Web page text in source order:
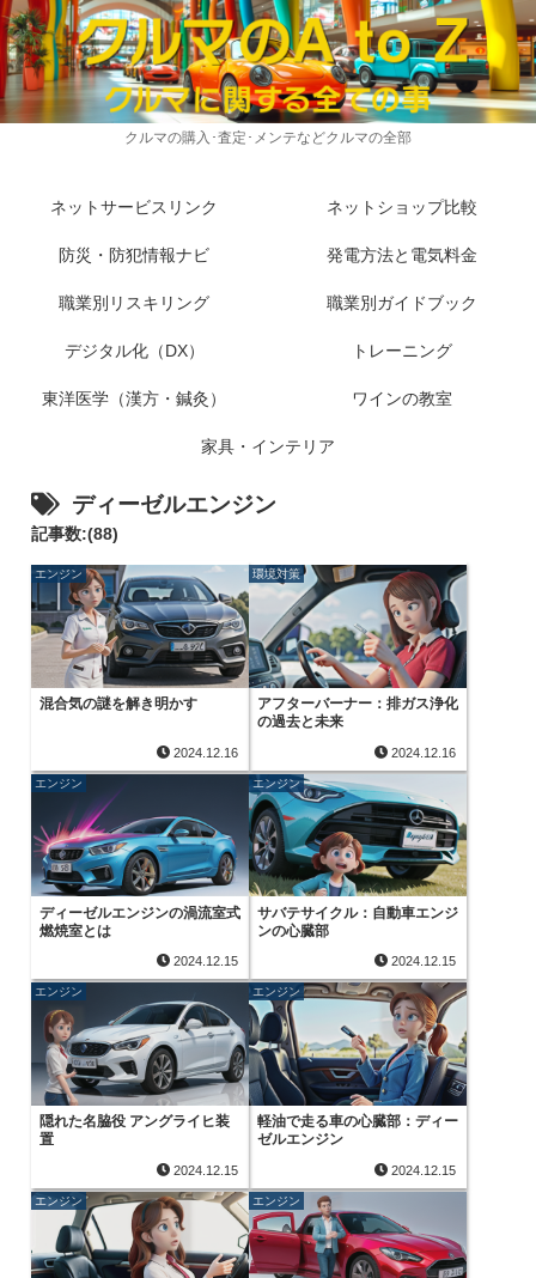
クルマの購入･査定･メンテなどクルマの全部
ネットサービスリンク ネットショップ比較
防災・防犯情報ナビ 発電方法と電気料金
職業別リスキリング 職業別ガイドブック
デジタル化（DX） トレーニング
東洋医学（漢方・鍼灸） ワインの教室
家具・インテリア
ディーゼルエンジン
記事数:(88)
エンジン
混合気の謎を解き明かす
2024.12.16
環境対策
アフターバーナー：排ガス浄化
の過去と未来
2024.12.16
エンジン
ディーゼルエンジンの渦流室式
燃焼室とは
2024.12.15
エンジン
サバテサイクル：自動車エンジ
ンの心臓部
2024.12.15
エンジン
隠れた名脇役 アングライヒ装
置
2024.12.15
エンジン
軽油で走る車の心臓部：ディー
ゼルエンジン
2024.12.15
エンジン エンジン